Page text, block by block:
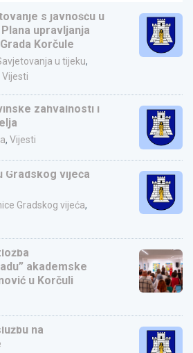
s javnošću u
upravljanja
Korčule
u tijeku,
Vijesti
zahvalnosti i
, Vijesti
Gradskog vijeća
Gradskog vijeća,
akademske
u Korčuli
na